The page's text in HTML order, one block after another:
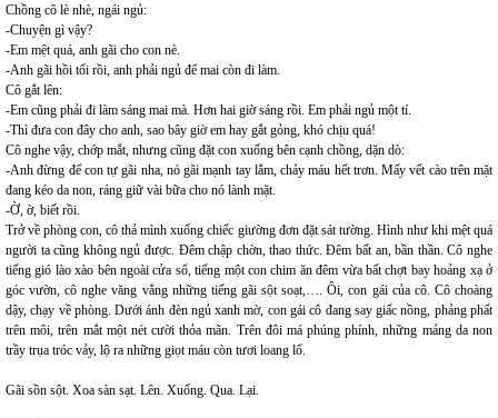
Chồng cô lè nhè, ngái ngủ:
-Chuyện gì vậy?
-Em mệt quá, anh gãi cho con nè.
-Anh gãi hồi tối rồi, anh phải ngủ để mai còn đi làm.
Cô gắt lên:
-Em cũng phải đi làm sáng mai mà. Hơn hai giờ sáng rồi. Em phải ngủ một tí.
-Thì đưa con đây cho anh, sao bây giờ em hay gắt gỏng, khó chịu quá!
Cô nghe vậy, chớp mắt, nhưng cũng đặt con xuống bên cạnh chồng, dặn dò:
-Anh đừng để con tự gãi nha, nó gãi mạnh tay lắm, chảy máu hết trơn. Mấy vết cào trên mặt
đang kéo da non, ráng giữ vài bữa cho nó lành mặt.
-Ờ, ờ, biết rồi.
Trở về phòng con, cô thả mình xuống chiếc giường đơn đặt sát tường. Hình như khi mệt quá
người ta cũng không ngủ được. Đêm chập chờn, thao thức. Đêm bất an, bần thần. Cô nghe
tiếng gió lào xào bên ngoài cửa sổ, tiếng một con chim ăn đêm vừa bất chợt bay hoảng xạ ở
góc vườn, cô nghe văng vẳng những tiếng gãi sột soạt,…. Ôi, con gái của cô. Cô choàng
dậy, chạy về phòng. Dưới ánh đèn ngủ xanh mờ, con gái cô đang say giấc nồng, phảng phất
trên môi, trên mắt một nét cười thỏa mãn. Trên đôi má phúng phính, những mảng da non
trầy trụa tróc vảy, lộ ra những giọt máu còn tươi loang lổ.
Gãi sồn sột. Xoa sàn sạt. Lên. Xuống. Qua. Lại.